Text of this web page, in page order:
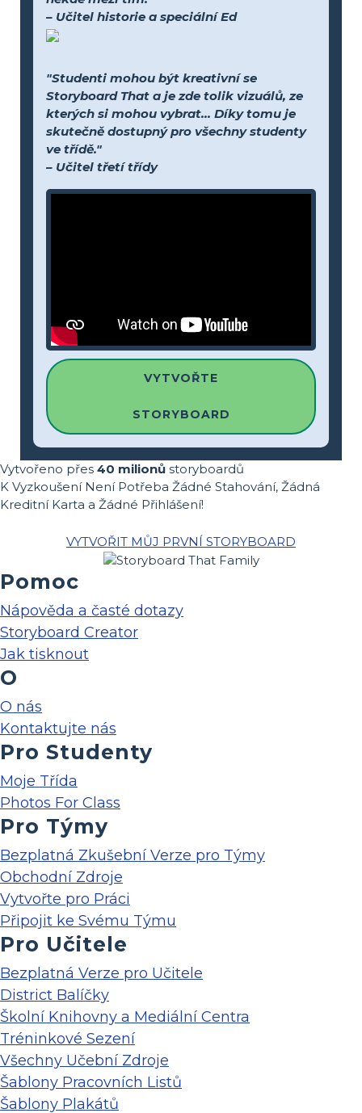
– Učitel historie a speciální Ed
"Studenti mohou být kreativní se
Storyboard That a je zde tolik vizuálů, ze
kterých si mohou vybrat... Díky tomu je
skutečně dostupný pro všechny studenty
ve třídě."
– Učitel třetí třídy
VYTVOŘTE
STORYBOARD
Vytvořeno přes 40 milionů storyboardů
K Vyzkoušení Není Potřeba Žádné Stahování, Žádná
Kreditní Karta a Žádné Přihlášení!
VYTVOŘIT MŮJ PRVNÍ STORYBOARD
Pomoc
Nápověda a časté dotazy
Storyboard Creator
Jak tisknout
O
O nás
Kontaktujte nás
Pro Studenty
Moje Třída
Photos For Class
Pro Týmy
Bezplatná Zkušební Verze pro Týmy
Obchodní Zdroje
Vytvořte pro Práci
Připojit ke Svému Týmu
Pro Učitele
Bezplatná Verze pro Učitele
District Balíčky
Školní Knihovny a Mediální Centra
Tréninkové Sezení
Všechny Učební Zdroje
Šablony Pracovních Listů
Šablony Plakátů